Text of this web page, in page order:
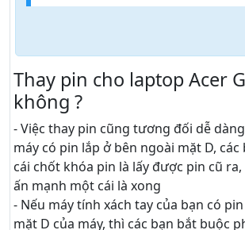
Thay pin cho laptop Acer
không ?
- Việc thay pin cũng tương đối dễ
máy có pin lắp ở bên ngoài mặt D, các
cái chốt khóa pin là lấy được pin cũ
ấn mạnh một cái là xong
- Nếu máy tính xách tay của bạn có
mặt D của máy, thì các bạn bắt buộc